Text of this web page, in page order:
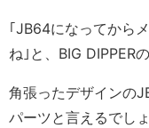
｢JB64になってから
ね｣と、BIG DIPPER
角張ったデザインの
パーツと言えるでしょ